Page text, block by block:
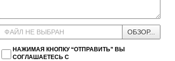
ФАЙЛ НЕ ВЫБРАН ОБЗОР...
НАЖИМАЯ КНОПКУ “ОТПРАВИТЬ” ВЫ
СОГЛАШАЕТЕСЬ С